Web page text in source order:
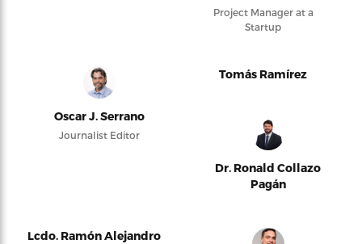
Project Manager at a
Startup
Oscar J. Serrano
Journalist Editor
Tomás Ramírez
Dr. Ronald Collazo
Pagán
Lcdo. Ramón Alejandro